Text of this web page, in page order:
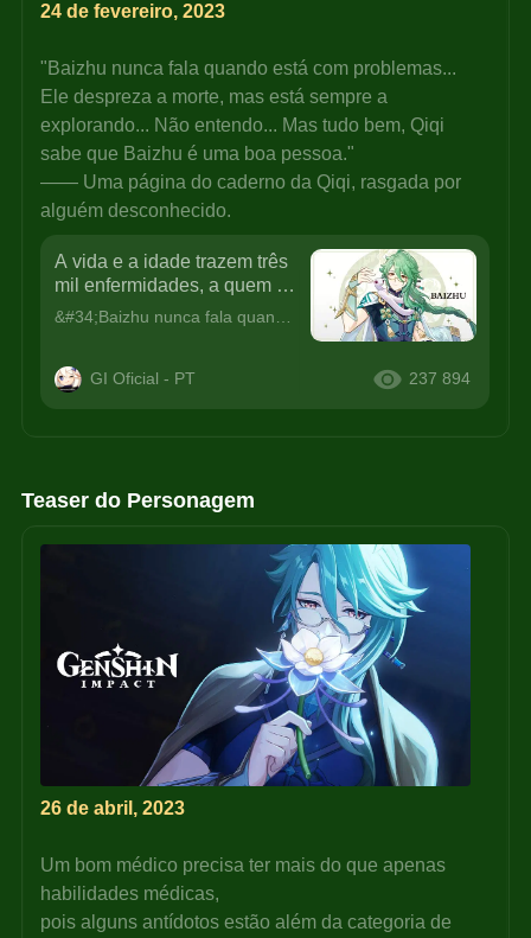
24 de fevereiro, 2023
"Baizhu nunca fala quando está com problemas...
Ele despreza a morte, mas está sempre a
explorando... Não entendo... Mas tudo bem, Qiqi
sabe que Baizhu é uma boa pessoa."
—— Uma página do caderno da Qiqi, rasgada por
alguém desconhecido.
A vida e a idade trazem três
mil enfermidades, a quem re
correr diante destas adversid
ades?
GI Oficial - PT 237 894
Teaser do Personagem
26 de abril, 2023
Um bom médico precisa ter mais do que apenas
habilidades médicas,
pois alguns antídotos estão além da categoria de